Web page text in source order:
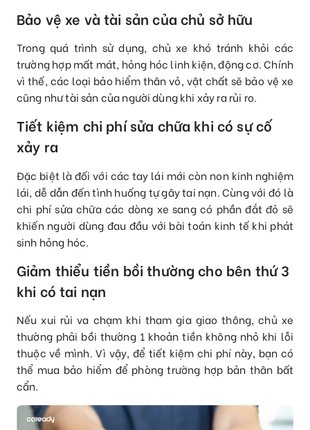
Bảo vệ xe và tài sản của chủ sở hữu
Trong quá trình sử dụng, chủ xe khó tránh khỏi các
trường hợp mất mát, hỏng hóc linh kiện, động cơ. Chính
vì thế, các loại bảo hiểm thân vỏ, vật chất sẽ bảo vệ xe
cũng như tài sản của người dùng khi xảy ra rủi ro.
Tiết kiệm chi phí sửa chữa khi có sự cố
xảy ra
Đặc biệt là đối với các tay lái mới còn non kinh nghiệm
lái, dễ dẫn đến tình huống tự gây tai nạn. Cùng với đó là
chi phí sửa chữa các dòng xe sang có phần đắt đỏ sẽ
khiến người dùng đau đầu với bài toán kinh tế khi phát
sinh hỏng hóc.
Giảm thiểu tiền bồi thường cho bên thứ 3
khi có tai nạn
Nếu xui rủi va chạm khi tham gia giao thông, chủ xe
thường phải bồi thường 1 khoản tiền không nhỏ khi lỗi
thuộc về mình. Vì vậy, để tiết kiệm chi phí này, bạn có
thể mua bảo hiểm để phòng trường hợp bản thân bất
cẩn.